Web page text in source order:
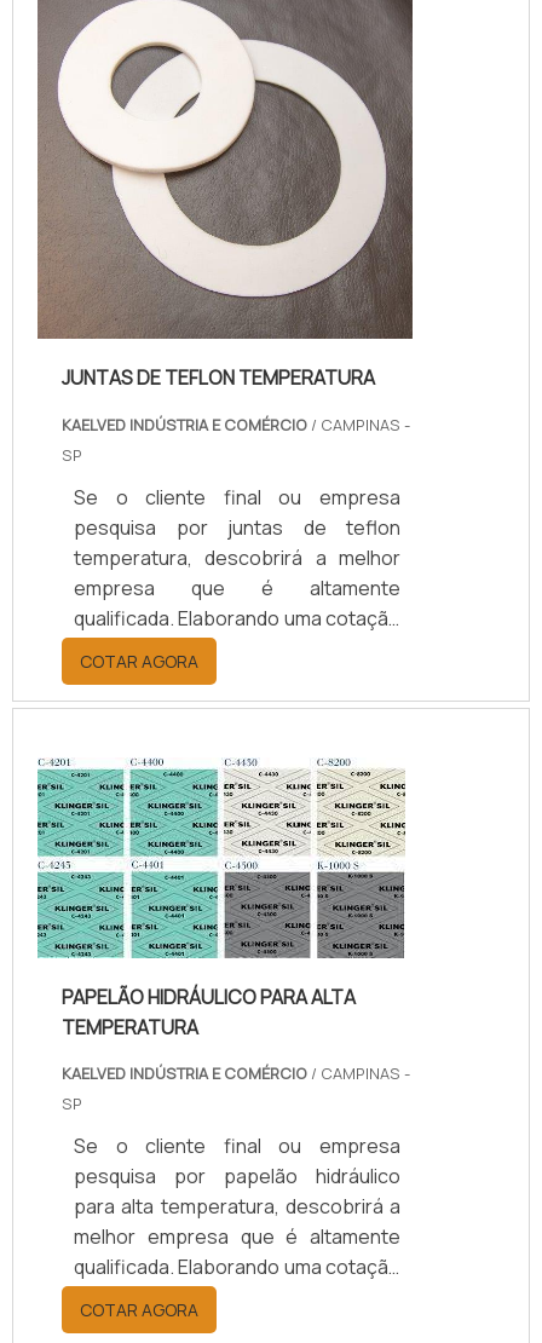
e blocos de alumínio.O alumínio
extrudado tem diversas aplicações,
e pode ser utilizado para fazer e...
JUNTAS DE TEFLON TEMPERATURA
KAELVED INDÚSTRIA E COMÉRCIO / CAMPINAS -
SP
Se o cliente final ou empresa
pesquisa por juntas de teflon
temperatura, descobrirá a melhor
empresa que é altamente
qualificada. Elaborando uma cotação
por meio da plataforma e
descobrindo a melhor referência do
mercado.Sim, aqui é o lugar certo!
temperatura, com os colaboradores
da kaelved obterá excelente custo-
benefício com assessoria técnica
especializada.UM POUCO MAIS
SOBRE JUNTAS DE TEFLON
TEMPERA...
COTAR AGORA
PAPELÃO HIDRÁULICO PARA ALTA
TEMPERATURA
KAELVED INDÚSTRIA E COMÉRCIO / CAMPINAS -
SP
Se o cliente final ou empresa
pesquisa por papelão hidráulico
para alta temperatura, descobrirá a
melhor empresa que é altamente
qualificada. Elaborando uma cotação
por meio da plataforma e
descobrindo a melhor referência do
COTAR AGORA